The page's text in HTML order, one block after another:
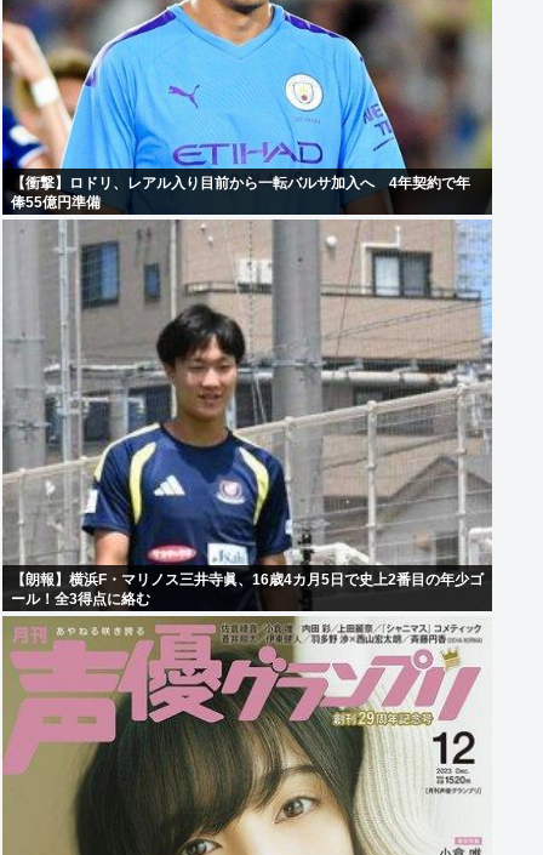
【衝撃】ロドリ、レアル入り目前から一転バルサ加入へ 4年契約で年
俸55億円準備
【朗報】横浜F・マリノス三井寺眞、16歳4カ月5日で史上2番目の年少ゴ
ール！全3得点に絡む